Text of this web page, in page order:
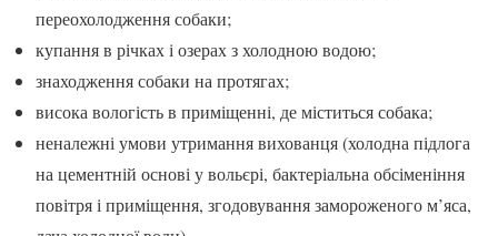
переохолодження собаки;
купання в річках і озерах з холодною водою;
знаходження собаки на протягах;
висока вологість в приміщенні, де міститься собака;
неналежні умови утримання вихованця (холодна підлога
на цементній основі у вольєрі, бактеріальна обсіменіння
повітря і приміщення, згодовування замороженого м’яса,